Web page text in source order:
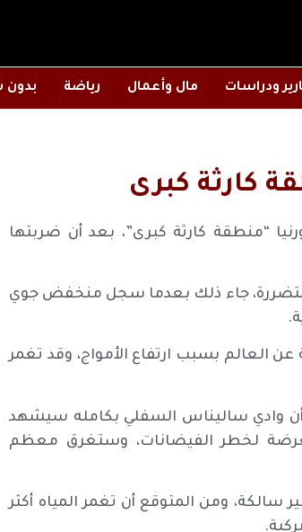
ودراسات مال وأعمال رياضة
كارثة كبرى
“منطقة كارثة كبرى”، بعد أن ضربتها
المتضررة، جاء ذلك بعدما سجل منخفض جوي
العالم بسبب ارتفاع الأمواج، وقد تغمر
أن وادي ساليناس السفلي بكامله سيشهد
لخطر الفيضانات، وستغرق معظم
ومن المتوقع أن تغمر المياه أكثر